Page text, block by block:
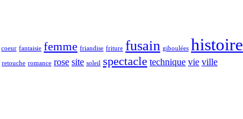
coeur fantaisie femme friandise friture fusain giboulées histoire
retouche romance rose site soleil spectacle technique vie ville